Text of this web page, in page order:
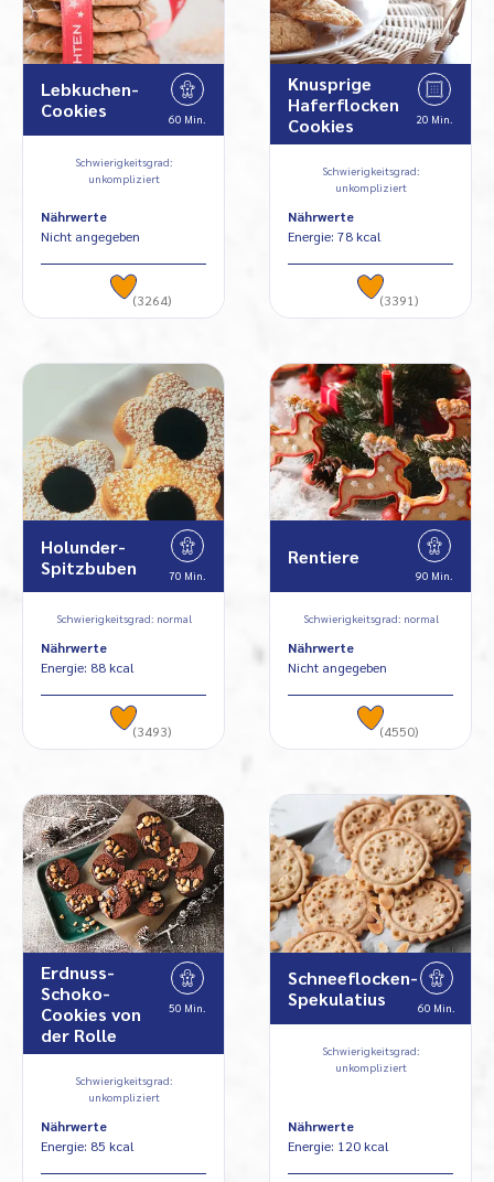
Lebkuchen-
Cookies
60 Min.
Schwierigkeitsgrad:
unkompliziert
Nährwerte
Nicht angegeben
(3264)
Knusprige
Haferflocken
Cookies
20 Min.
Schwierigkeitsgrad:
unkompliziert
Nährwerte
Energie: 78 kcal
(3391)
Holunder-
Spitzbuben
70 Min.
Schwierigkeitsgrad: normal
Nährwerte
Energie: 88 kcal
(3493)
Rentiere
90 Min.
Schwierigkeitsgrad: normal
Nährwerte
Nicht angegeben
(4550)
Erdnuss-
Schoko-
Cookies von
der Rolle
50 Min.
Schwierigkeitsgrad:
unkompliziert
Nährwerte
Energie: 85 kcal
Schneeflocken-
Spekulatius
60 Min.
Schwierigkeitsgrad:
unkompliziert
Nährwerte
Energie: 120 kcal